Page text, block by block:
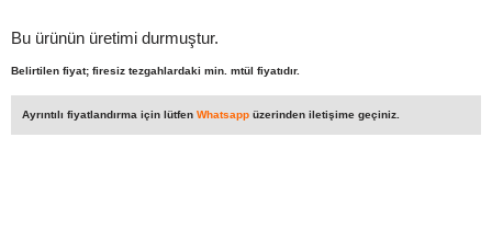
Bu ürünün üretimi durmuştur.
Belirtilen fiyat; firesiz tezgahlardaki min. mtül fiyatıdır.
Ayrıntılı fiyatlandırma için lütfen Whatsapp üzerinden iletişime geçiniz.